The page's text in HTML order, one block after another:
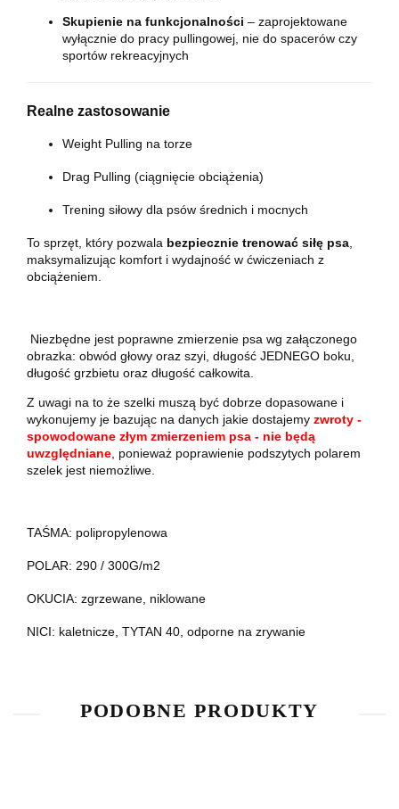
Skupienie na funkcjonalności – zaprojektowane
wyłącznie do pracy pullingowej, nie do spacerów czy
sportów rekreacyjnych
Realne zastosowanie
Weight Pulling na torze
Drag Pulling (ciągnięcie obciążenia)
Trening siłowy dla psów średnich i mocnych
To sprzęt, który pozwala bezpiecznie trenować siłę psa,
maksymalizując komfort i wydajność w ćwiczeniach z
obciążeniem.
Niezbędne jest poprawne zmierzenie psa wg załączonego
obrazka: obwód głowy oraz szyi, długość JEDNEGO boku,
długość grzbietu oraz długość całkowita.
Z uwagi na to że szelki muszą być dobrze dopasowane i
wykonujemy je bazując na danych jakie dostajemy zwroty -
spowodowane złym zmierzeniem psa - nie będą
uwzględniane, ponieważ poprawienie podszytych polarem
szelek jest niemożliwe.
TAŚMA: polipropylenowa
POLAR: 290 / 300G/m2
OKUCIA: zgrzewane, niklowane
NICI: kaletnicze, TYTAN 40, odporne na zrywanie
PODOBNE PRODUKTY